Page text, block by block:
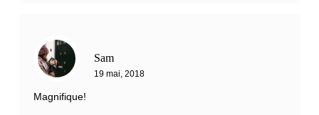
Sam
19 mai, 2018
Magnifique!